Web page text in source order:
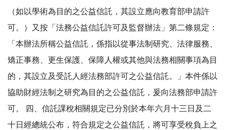
（如以學術為目的之公益信託，其設立應向教育部申請許
可。）又按「法務公益信託許可及監督辦法」第二條規定：
「本辦法所稱公益信託，係指以從事法制研究、法律服務、
矯正事務、更生保護、保障人權或其他與法務相關事項為目
的，其設立及受託人經法務部許可之公益信託。」本件係以
協助財經法制之研究為目的之公益信託，爰向法務部申請許
可。 四、信託課稅相關規定已分別於本年六月十三日及二
十日經總統公布，符合規定之公益信託，將可享受稅負上之